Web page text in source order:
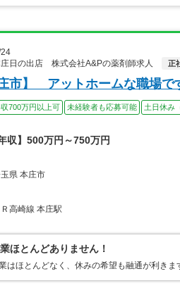
日の出店 株式会社A&Pの薬剤師求人
正
市】 アットホームな職場で
700万円以上可 未経験者も応募可能 土日休み
年収】500万円～750万円
県 本庄市
Ｒ高崎線 本庄駅
ほとんどありません！
はほとんどなく、休みの希望も融通が利き